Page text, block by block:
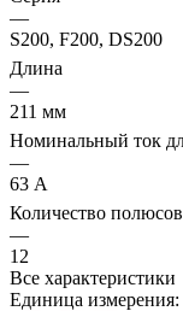
—
S200, F200, DS200
Длина
—
211 мм
Номинальный ток
—
63 А
Количество полюсов
—
12
Все характеристики
Единица измерения: